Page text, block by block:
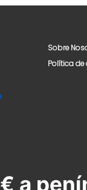
Sobre
Política
a